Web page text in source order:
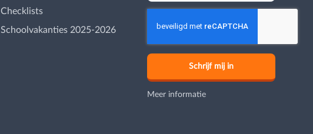
Checklists
Schoolvakanties 2025-2026
Meer informatie